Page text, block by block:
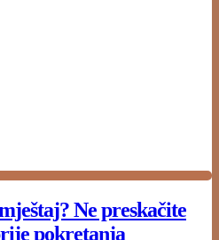
Ne preskačite
pokretanja